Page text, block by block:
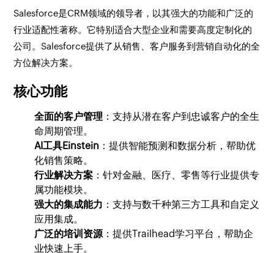
Salesforce是CRM领域的领导者，以其强大的功能和广泛的
行业适配性著称。它特别适合大型企业和需要高度定制化的
公司。Salesforce提供了从销售、客户服务到营销自动化的全
方位解决方案。
核心功能
全面的客户管理 ：支持从潜在客户到忠诚客户的全生
命周期管理。
AI工具Einstein ：提供智能预测和数据分析，帮助优
化销售策略。
行业解决方案 ：针对金融、医疗、零售等行业提供专
属功能模块。
强大的集成能力 ：支持与数千种第三方工具和自定义
应用集成。
广泛的培训资源：提供Trailhead学习平台，帮助企
业快速上手。